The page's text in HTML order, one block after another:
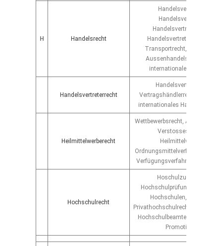
H Handelsrecht
Handelsvertragsrecht,
Handelsvertreterrecht,
Transportrecht,
Aussenhandelsrecht,
internationales
Handelsvertreterrecht
Handelsvertretervertrag,
Vertragshändlerrecht,
internationales
Heilmittelwerberecht
Wettbewerbsrecht,
Verstosses gegen das
Heilmittelwerberecht,
Ordnungsmittelverfahren,
Verfügungsverfahren,
Hochschulrecht
Hoschulzugangsrecht,
Hochschulprüfungsrecht,
Hochschulen,
Privathochschulrecht,
Hochschulbeamtenrecht,
Promotionsrecht